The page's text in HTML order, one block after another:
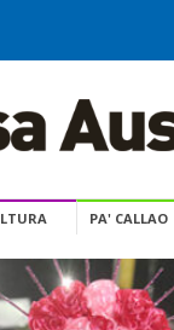
PA' CALLAO